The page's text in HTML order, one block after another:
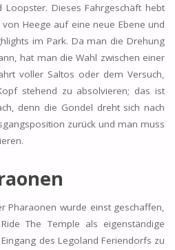
Loopster. Dieses Fahrgeschäft hebt
Heege auf eine neue Ebene und
im Park. Da man die Drehung
hat man die Wahl zwischen einer
voller Saltos oder dem Versuch,
stehend zu absolvieren; das ist
denn die Gondel dreht sich nach
zurück und man muss
Pharaonen wurde einst geschaffen,
The Temple als eigenständige
des Legoland Feriendorfs zu